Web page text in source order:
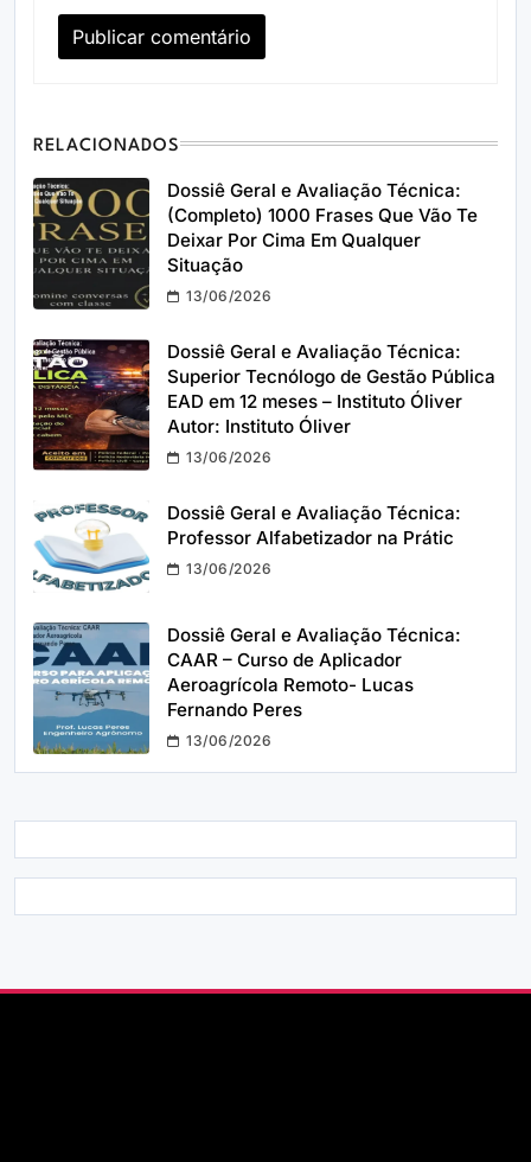
RELACIONADOS
Dossiê Geral e Avaliação Técnica:
(Completo) 1000 Frases Que Vão Te
Deixar Por Cima Em Qualquer
Situação
13/06/2026
Dossiê Geral e Avaliação Técnica:
Superior Tecnólogo de Gestão Pública
EAD em 12 meses – Instituto Óliver
Autor: Instituto Óliver
13/06/2026
Dossiê Geral e Avaliação Técnica:
Professor Alfabetizador na Prátic
13/06/2026
Dossiê Geral e Avaliação Técnica:
CAAR – Curso de Aplicador
Aeroagrícola Remoto- Lucas
Fernando Peres
13/06/2026